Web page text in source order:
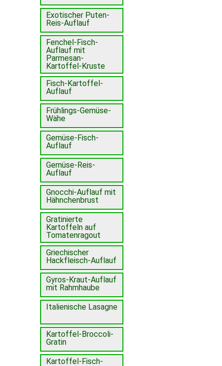
Exotischer Puten-
Reis-Auflauf
Fenchel-Fisch-
Auflauf mit
Parmesan-
Kartoffel-Kruste
Fisch-Kartoffel-
Auflauf
Frühlings-Gemüse-
Wähe
Gemüse-Fisch-
Auflauf
Gemüse-Reis-
Auflauf
Gnocchi-Auflauf mit
Hähnchenbrust
Gratinierte
Kartoffeln auf
Tomatenragout
Griechischer
Hackfleisch-Auflauf
Gyros-Kraut-Auflauf
mit Rahmhaube
Italienische Lasagne
Kartoffel-Broccoli-
Gratin
Kartoffel-Fisch-